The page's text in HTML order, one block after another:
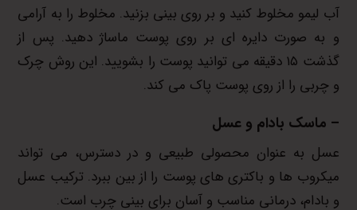
آب لیمو مخلوط کنید و بر روی بینی بزنید. مخلوط را به آرامی
و به صورت دایره ای بر روی پوست ماساژ دهید. پس از
گذشت ۱۵ دقیقه می توانید پوست را بشویید. این روش چرک
و چربی را از روی پوست پاک می کند.
– ماسک بادام و عسل
عسل به عنوان محصولی طبیعی و در دسترس، می تواند
میکروب ها و باکتری های پوست را از بین ببرد. ترکیب عسل
و بادام، درمانی مناسب و آسان برای بینی چرب است.